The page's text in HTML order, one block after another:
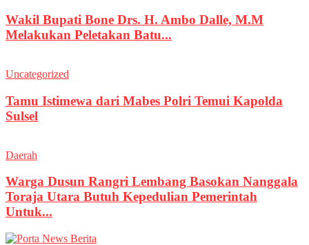
Wakil Bupati Bone Drs. H. Ambo Dalle, M.M
Melakukan Peletakan Batu...
Uncategorized
Tamu Istimewa dari Mabes Polri Temui Kapolda
Sulsel
Daerah
Warga Dusun Rangri Lembang Basokan Nanggala
Toraja Utara Butuh Kepedulian Pemerintah
Untuk...